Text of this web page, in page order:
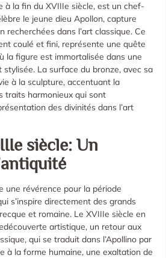
à la fin du XVIIIe siècle, est un chef-
le jeune dieu Apollon, capture
recherchées dans l’art classique. Ce
coulé et fini, représente une quête
la figure est immortalisée dans une
La surface du bronze, avec sa
à la sculpture, accentuant la
traits harmonieux qui sont
des divinités dans l’art
siècle: Un
une révérence pour la période
s’inspire directement des grands
et romaine. Le XVIIIe siècle en
artistique, un retour aux
qui se traduit dans l’Apollino par
à la forme humaine, une exaltation de